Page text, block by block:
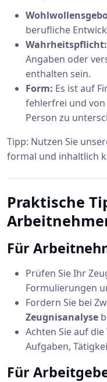
berufliche
Wahrheitspflicht:
Angaben oder
enthalten sein.
Form: Es ist auf
fehlerfrei und
Person zu
Tipp: Nutzen Sie
formal und inhaltlich
Praktische
Für
Prüfen Sie Ihr
Formulierungen
Fordern Sie bei
Zeugnisanalyse
Achten Sie auf
Aufgaben,
Für